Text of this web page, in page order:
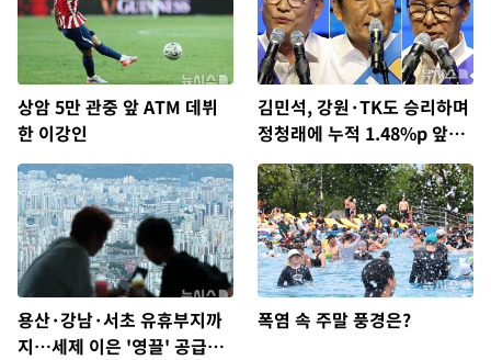
상암 5만 관중 앞 ATM 데뷔
한 이강인
김민석, 강원·TK도 승리하며
정청래에 누적 1.48%p 앞
서…격차 벌리며 박빙 우세
용산·강남·서초 유휴부지까
지…세제 이은 '영끌' 공급대
폭염 속 주말 풍경은?